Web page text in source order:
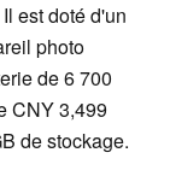
est doté d'un
photo
de 6 700
CNY 3,499
de stockage.